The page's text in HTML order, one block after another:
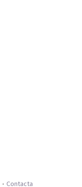
Contacta